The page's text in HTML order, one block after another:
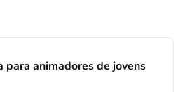
para animadores de jovens